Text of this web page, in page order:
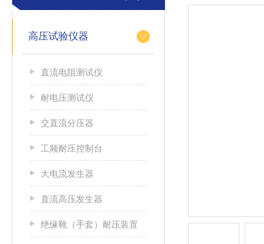
高压试验仪器
直流电阻测试仪
耐电压测试仪
交直流分压器
工频耐压控制台
大电流发生器
直流高压发生器
绝缘靴（手套）耐压装置